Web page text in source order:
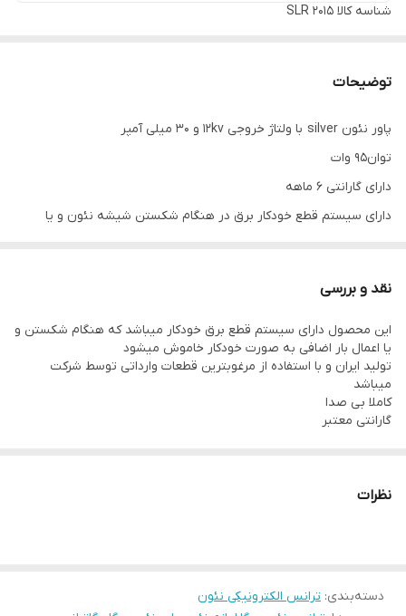
شناسه کالا SLR 2015
توضیحات
پاور نئون silver با ولتاژ خروجی 12kv و ۳۰ میلی آمپر
توان95 وات
دارای گارانتی ۶ ماهه
دارای سیستم قطع خودکار برق در هنگام شکستن شیشه نئون و یا
ارسال آسان به سراسر کشور
عمده و خرده
نقد و بررسی
این محصول دارای سیستم قطع برق خودکار میباشد که هنگام شکستن و
یا اعمال بار اضافی به صورت خودکار خاموش میشود
تولید ایران و با استفاده از مرغوبترین قطعات وارداتی توسط شرکت
میباشد
کاملا بی صدا
گارانتی معتبر
نظرات
دسته‌بندی: ترانس الکترونیکی نئون